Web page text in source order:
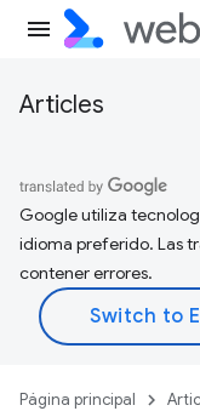
Articles
Google utiliza
idioma preferido. Las
contener errores.
Página principal